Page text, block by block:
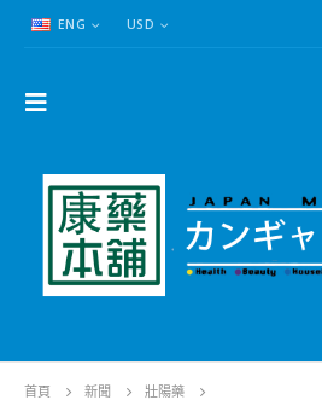
ENG USD
首頁 新聞
壯陽藥